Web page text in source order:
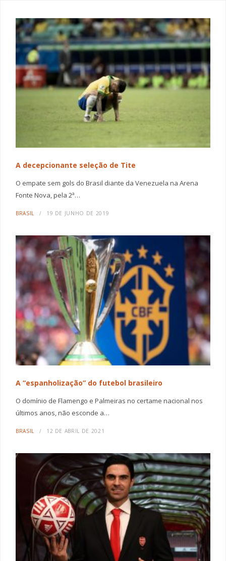
A decepcionante seleção de Tite
O empate sem gols do Brasil diante da Venezuela na Arena
Fonte Nova, pela 2ª…
BRASIL 19 DE JUNHO DE 2019
A “espanholização” do futebol brasileiro
O domínio de Flamengo e Palmeiras no certame nacional nos
últimos anos, não esconde a…
BRASIL 12 DE ABRIL DE 2021